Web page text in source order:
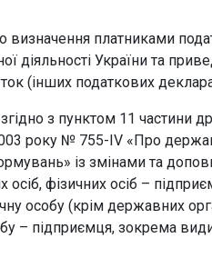
платниками
діяльності України та
(інших податкових
з пунктом 11 частини
року № 755-ІV «Про
із змінами та
фізичних осіб –
особу (крім державних
– підприємця, зокрема